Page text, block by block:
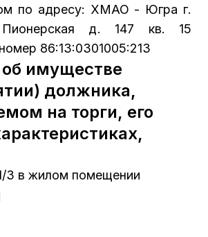
по адресу: ХМАО - Югра г.
д. 147 кв. 15
86:13:0301005:213
имуществе
должника,
на торги, его
3 в жилом помещении